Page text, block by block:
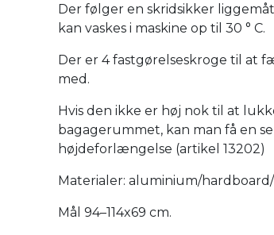
Der følger en skridsikker
kan vaskes i maskine op til 30 ° C.
Der er 4 fastgørelseskroge til at
med.
Hvis den ikke er høj nok til at
bagagerummet, kan man få en
højdeforlængelse (artikel 13202)
Materialer: aluminium/
Mål 94–114x69 cm.